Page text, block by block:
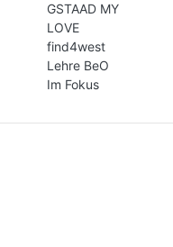
GSTAAD MY
LOVE
find4west
Lehre BeO
Im Fokus